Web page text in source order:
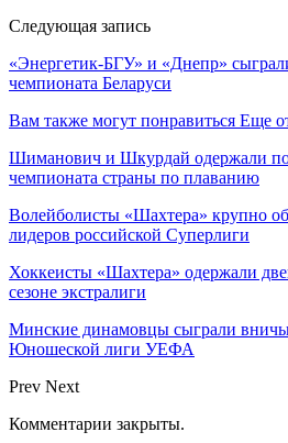
Следующая запись
«Энергетик-БГУ» и «Днепр»
чемпионата Беларуси
Вам также могут понравиться Еще
Шиманович и Шкурдай одержали
чемпионата страны по плаванию
Волейболисты «Шахтера» крупно
лидеров российской Суперлиги
Хоккеисты «Шахтера» одержали
сезоне экстралиги
Минские динамовцы сыграли
Юношеской лиги УЕФА
Prev Next
Комментарии закрыты.